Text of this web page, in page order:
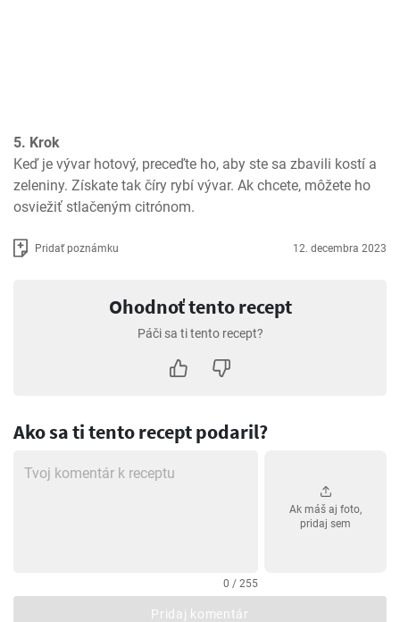
5. Krok
Keď je vývar hotový, preceďte ho, aby ste sa zbavili kostí a
zeleniny. Získate tak číry rybí vývar. Ak chcete, môžete ho
osviežiť stlačeným citrónom.
Pridať poznámku 12. decembra 2023
Ohodnoť tento recept
Páči sa ti tento recept?
Ako sa ti tento recept podaril?
0 / 255
Ak máš aj foto,
pridaj sem
Pridaj komentár